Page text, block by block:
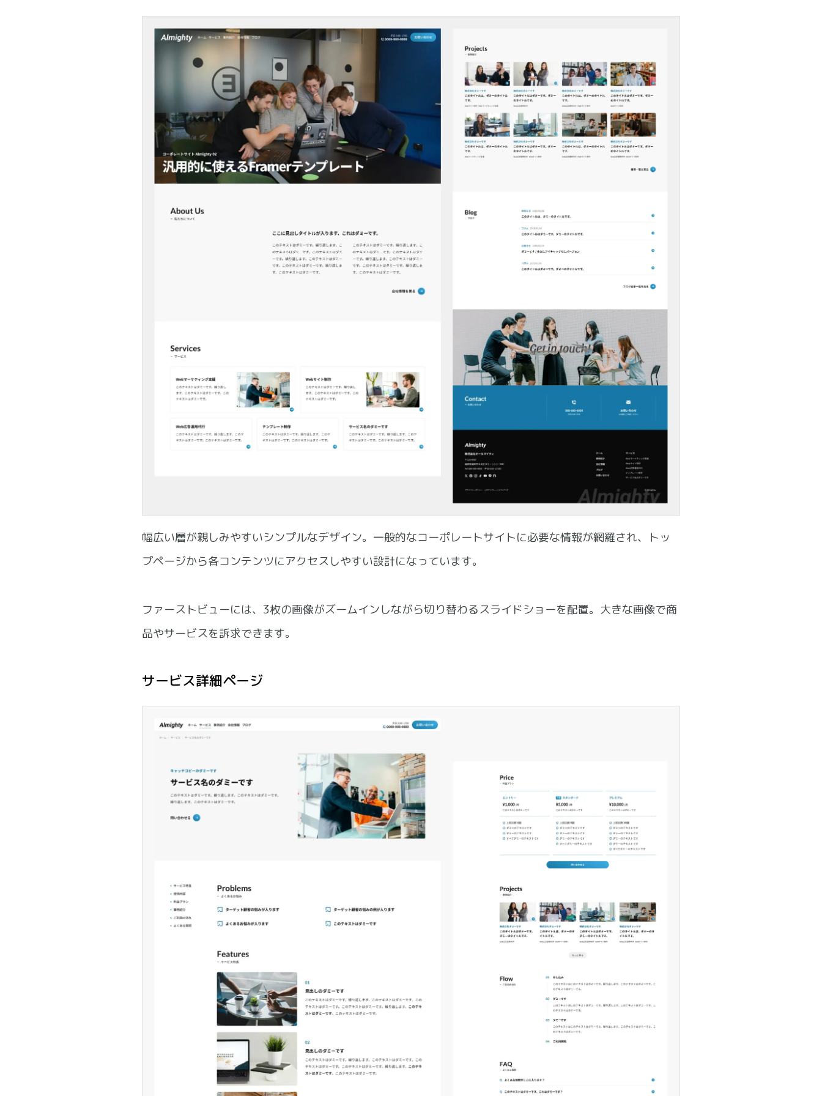
幅広い層が親しみやすいシンプルなデザイン。一般的なコーポレートサイトに必要な情報が網羅され、トッ
プページから各コンテンツにアクセスしやすい設計になっています。
ファーストビューには、3枚の画像がズームインしながら切り替わるスライドショーを配置。大きな画像で商
品やサービスを訴求できます。
サービス詳細ページ